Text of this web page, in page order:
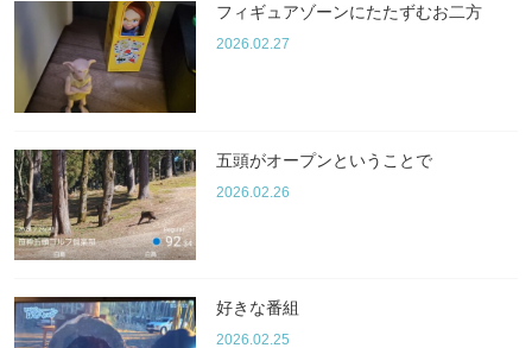
フィギュアゾーンにたたずむお二方
2026.02.27
五頭がオープンということで
2026.02.26
好きな番組
2026.02.25